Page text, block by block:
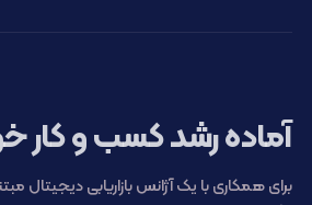
آماده رشد کسب و کار
برای همکاری با یک آژانس بازاریابی دیجیتال